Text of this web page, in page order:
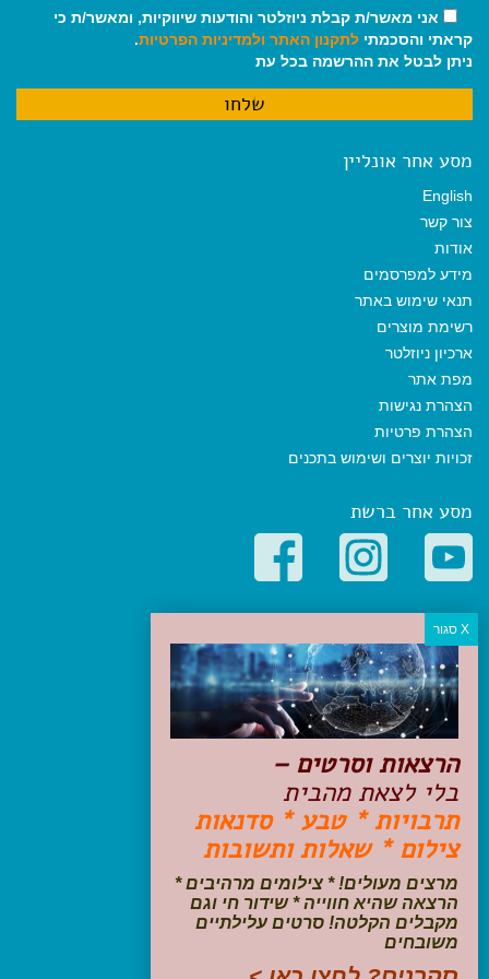
אני מאשר/ת קבלת ניוזלטר והודעות שיווקיות, ומאשר/ת כי
קראתי והסכמתי לתקנון האתר ולמדיניות הפרטיות.
ניתן לבטל את ההרשמה בכל עת
מסע אחר אונליין
English
צור קשר
אודות
מידע למפרסמים
תנאי שימוש באתר
רשימת מוצרים
ארכיון ניוזלטר
מפת אתר
הצהרת נגישות
הצהרת פרטיות
זכויות יוצרים ושימוש בתכנים
מסע אחר ברשת
קטגוריות פופולריות
יעדים
טיולים בישראל
מלונות בוטיק בישראל
טיפים והמלצות
הכנות לנסיעה
טיולי ג'יפים
טיולים עם ילדים
שייט, הפלגות, קרוזים
עקבו אחרינו בפייסבוק
הרצאות וסרטים –
בלי לצאת מהבית
תרבויות * טבע * סדנאות
צילום * שאלות ותשובות
מרצים מעולים! * צילומים מרהיבים *
הרצאה שהיא חווייה * שידור חי וגם
מקבלים הקלטה! סרטים עלילתיים
משובחים